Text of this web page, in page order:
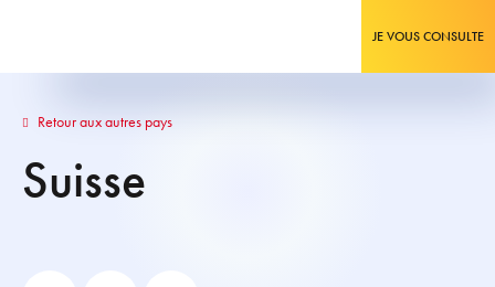
JE VOUS CONSULTE
Retour aux autres pays
Suisse